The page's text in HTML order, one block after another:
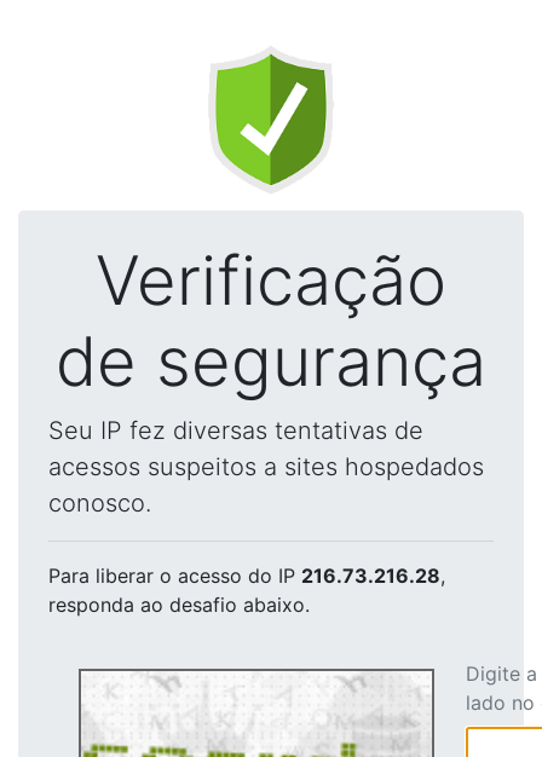
Verificação
de segurança
Seu IP fez diversas tentativas de
acessos suspeitos a sites hospedados
conosco.
Para liberar o acesso do IP 216.73.216.28,
responda ao desafio abaixo.
Digite
lado no